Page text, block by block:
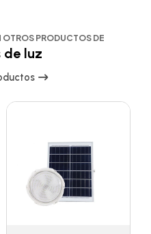
OTROS PRODUCTOS DE
de luz